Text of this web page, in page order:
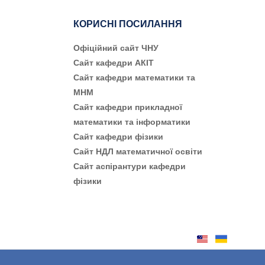
КОРИСНІ ПОСИЛАННЯ
Офіційний сайт ЧНУ
Сайт кафедри АКІТ
Сайт кафедри математики та
МНМ
Сайт кафедри прикладної
математики та інформатики
Сайт кафедри фізики
Сайт НДЛ математичної освіти
Сайт аспірантури кафедри
фізики